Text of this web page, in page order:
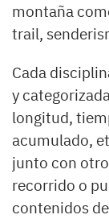
montaña
trail,
Cada
y
longitud,
acumulado,
junto con
recorrido o
contenidos